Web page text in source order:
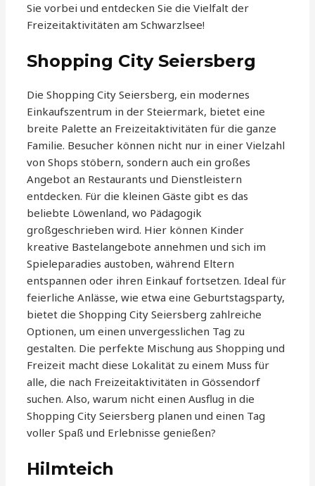
Sie vorbei und entdecken Sie die Vielfalt der
Freizeitaktivitäten am Schwarzlsee!
Shopping City Seiersberg
Die Shopping City Seiersberg, ein modernes
Einkaufszentrum in der Steiermark, bietet eine
breite Palette an Freizeitaktivitäten für die ganze
Familie. Besucher können nicht nur in einer Vielzahl
von Shops stöbern, sondern auch ein großes
Angebot an Restaurants und Dienstleistern
entdecken. Für die kleinen Gäste gibt es das
beliebte Löwenland, wo Pädagogik
großgeschrieben wird. Hier können Kinder
kreative Bastelangebote annehmen und sich im
Spieleparadies austoben, während Eltern
entspannen oder ihren Einkauf fortsetzen. Ideal für
feierliche Anlässe, wie etwa eine Geburtstagsparty,
bietet die Shopping City Seiersberg zahlreiche
Optionen, um einen unvergesslichen Tag zu
gestalten. Die perfekte Mischung aus Shopping und
Freizeit macht diese Lokalität zu einem Muss für
alle, die nach Freizeitaktivitäten in Gössendorf
suchen. Also, warum nicht einen Ausflug in die
Shopping City Seiersberg planen und einen Tag
voller Spaß und Erlebnisse genießen?
Hilmteich